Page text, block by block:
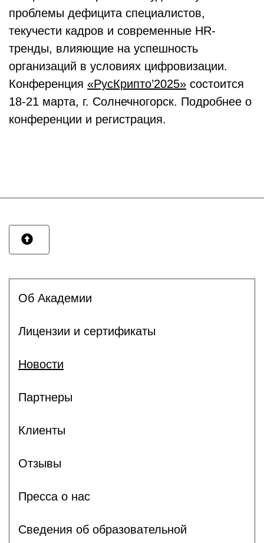
проблемы дефицита специалистов,
текучести кадров и современные HR-
тренды, влияющие на успешность
организаций в условиях цифровизации.
Конференция «РусКрипто’2025» состоится
18-21 марта, г. Солнечногорск. Подробнее о
конференции и регистрация.
Об Академии
Лицензии и сертификаты
Новости
Партнеры
Клиенты
Отзывы
Пресса о нас
Сведения об образовательной